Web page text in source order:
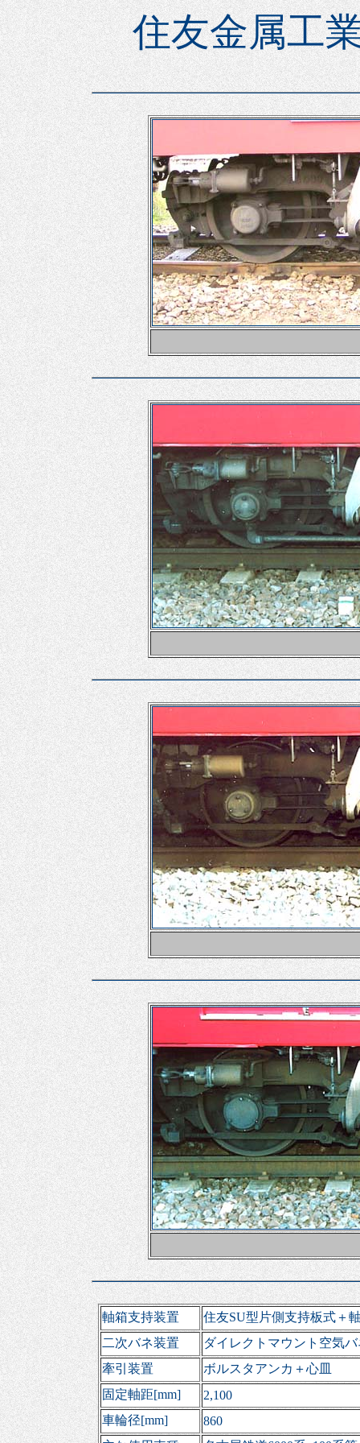
住友金属工
軸箱支持装置
住友SU型片側支持板式＋
二次バネ装置
ダイレクトマウント空気
牽引装置
ボルスタアンカ＋心皿
固定軸距[mm]
2,100
車輪径[mm]
860